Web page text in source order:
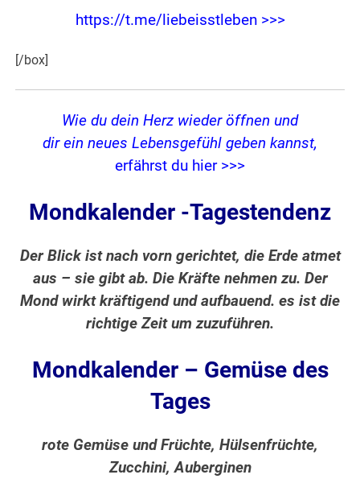
https://t.me/liebeisstleben >>>
[/box]
Wie du dein Herz wieder öffnen und
dir ein neues Lebensgefühl geben kannst,
erfährst du hier >>>
Mondkalender -Tagestendenz
Der Blick ist nach vorn gerichtet, die Erde atmet
aus – sie gibt ab. Die Kräfte nehmen zu. Der
Mond wirkt kräftigend und aufbauend. es ist die
richtige Zeit um zuzuführen.
Mondkalender – Gemüse des
Tages
rote Gemüse und Früchte, Hülsenfrüchte,
Zucchini, Auberginen